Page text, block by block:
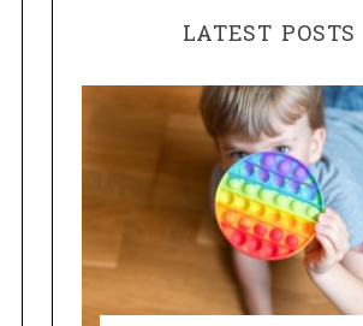
o
LATEST POSTS